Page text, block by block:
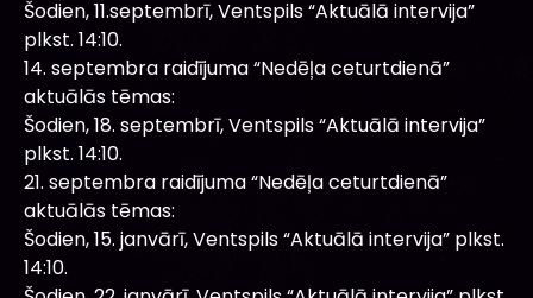
Šodien, 11.septembrī, Ventspils “Aktuālā intervija”
plkst. 14:10.
14. septembra raidījuma “Nedēļa ceturtdienā”
aktuālās tēmas:
Šodien, 18. septembrī, Ventspils “Aktuālā intervija”
plkst. 14:10.
21. septembra raidījuma “Nedēļa ceturtdienā”
aktuālās tēmas:
Šodien, 15. janvārī, Ventspils “Aktuālā intervija” plkst.
14:10.